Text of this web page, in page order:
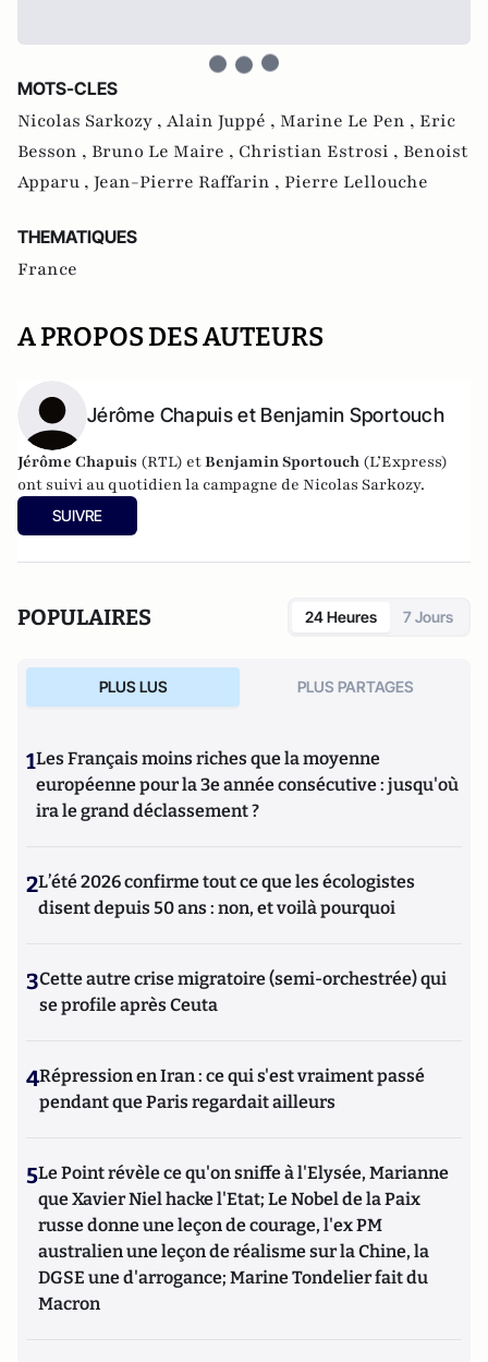
MOTS-CLES
Nicolas Sarkozy , Alain Juppé , Marine Le Pen , Eric
Besson , Bruno Le Maire , Christian Estrosi , Benoist
Apparu , Jean-Pierre Raffarin , Pierre Lellouche
THEMATIQUES
France
A PROPOS DES AUTEURS
Jérôme Chapuis et Benjamin Sportouch
Jérôme Chapuis (RTL) etBenjamin Sportouch (L’Express)
ont suivi au quotidien la campagne de Nicolas Sarkozy.
SUIVRE
POPULAIRES 24 Heures 7 Jours
PLUS LUS PLUS PARTAGES
1Les Français moins riches que la moyenne
européenne pour la 3e année consécutive : jusqu'où
ira le grand déclassement ?
2L’été 2026 confirme tout ce que les écologistes
disent depuis 50 ans : non, et voilà pourquoi
3Cette autre crise migratoire (semi-orchestrée) qui
se profile après Ceuta
4Répression en Iran : ce qui s'est vraiment passé
pendant que Paris regardait ailleurs
5Le Point révèle ce qu'on sniffe à l'Elysée, Marianne
que Xavier Niel hacke l'Etat; Le Nobel de la Paix
russe donne une leçon de courage, l'ex PM
australien une leçon de réalisme sur la Chine, la
DGSE une d'arrogance; Marine Tondelier fait du
Macron